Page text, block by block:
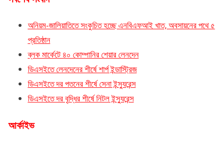
অনিয়ম-জালিয়াতিতে সংকুচিত হচ্ছে এনবিএফআই খাত, অবসায়নের পথে ৫
প্রতিষ্ঠান
ব্লক মার্কেটে ৪০ কোম্পানির শেয়ার লেনদেন
ডিএসইতে লেনদেনের শীর্ষে শার্প ইন্ডাস্ট্রিজ
ডিএসইতে দর পতনের শীর্ষে সেনা ইন্স্যুরেন্স
ডিএসইতে দর বৃদ্ধির শীর্ষে নিটল ইন্স্যুরেন্স
আর্কাইভ